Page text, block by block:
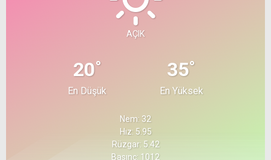
AÇIK
20°
En Düşük
35°
En Yüksek
Nem: 32
Hız: 5.95
Rüzgar: 5.42
Basınç: 1012